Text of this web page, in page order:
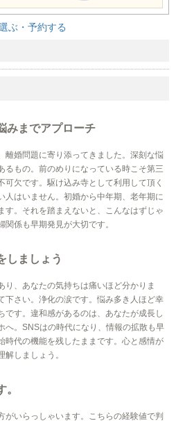
ぶ・予約する
みまでアプローチ
離婚問題に寄り添ってきました。深刻な悩
るもの。前のめりになっている時こそ第三
欠です。駆け込み寺として利用して頂く
人はいません。初婚から中年期、老年期に
す。それを踏まえないと、こんなはずじゃ
係も早期発見が大切です。
しましょう
り、あなたの気持ちは痛いほど分かりま
下さい。浄化の涙です。悩み多き人ほど幸
です。違和感があるのは、あなたが成長し
へ。SNSはの時代になり、情報の拡散も早
時代の機能を残したままです。心と感情が
しましょう。
がいらっしゃいます。こちらの経験値で判